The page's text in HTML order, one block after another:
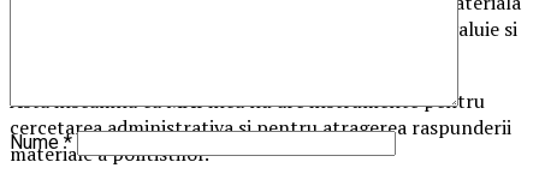
inca nu au fost inlocuite de norme juridice noi, dezvaluie si
Asta inseamna ca MAI inca nu are instrumente pentru
cercetarea administrativa si pentru atragerea raspunderii
materiale a politistilor.
Nume*